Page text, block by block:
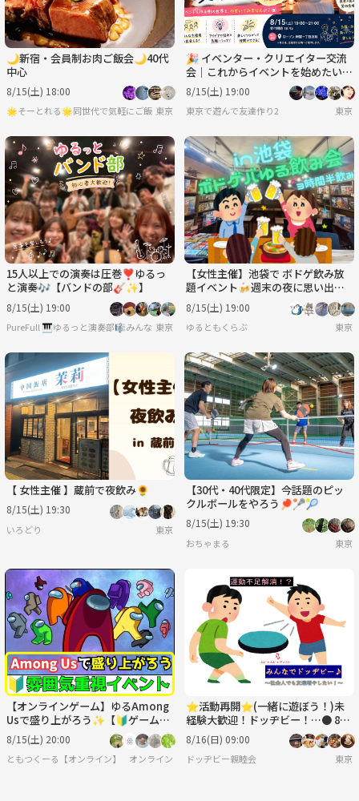
🌙新宿・会員制お肉ご飯会🌙40代
中心
8/15(土) 18:00
🌟そーとれる🌟同世代で気軽にご飯会東京
🎉 イベンター・クリエイター交流
会｜これからイベントを始めたい方
も歓迎！
8/15(土) 19:00
東京で遊んで友達作り2 東京
15人以上での演奏は圧巻❣️ゆるっ
と演奏🎶【バンドの部🎸✨️】
8/15(土) 19:00
PureFull 🎹ゆるっと演奏部🎼みんなで音を合わせる楽しさを🌿
東京
【女性主催】池袋で ボドゲ飲み放
題イベント🍻週末の夜に思い出作
り✨ 新規大歓迎！！
8/15(土) 19:00
ゆるともくらぶ 東京
【 女性主催 】蔵前で夜飲み🌻
8/15(土) 19:30
いろどり 東京
【30代・40代限定】今話題のピッ
クルボールをやろう🏓🥍🎾
8/15(土) 19:30
おちゃまる 東京
【オンラインゲーム】ゆるAmong
Usで盛り上がろう✨【🔰ゲーム初
心者歓迎】
8/15(土) 20:00
ともつくーる【オンライン】 オンライン
⭐︎活動再開⭐︎(一緒に遊ぼう！)未
経験大歓迎！ドッヂビー！…● 8月
16日(日)9:00〜
8/16(日) 09:00
ドッヂビー親睦会 東京